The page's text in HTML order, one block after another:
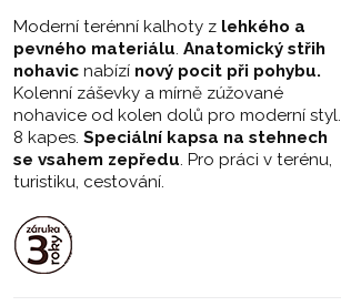
Moderní terénní kalhoty z lehkého a
pevného materiálu. Anatomický střih
nohavic nabízí nový pocit při pohybu.
Kolenní záševky a mírně zúžované
nohavice od kolen dolů pro moderní styl.
8 kapes. Speciální kapsa na stehnech
se vsahem zepředu. Pro práci v terénu,
turistiku, cestování.